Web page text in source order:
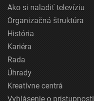
Ako si naladiť televíziu
Organizačná štruktúra
História
Kariéra
Rada
Úhrady
Kreatívne centrá
Vyhlásenie o prístupnosti